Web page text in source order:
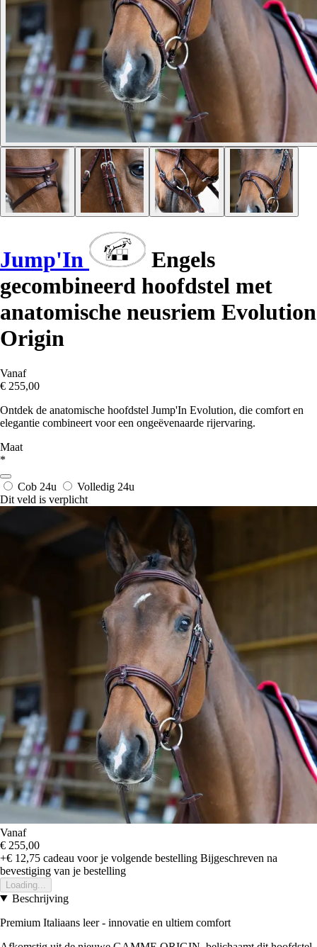
Jump'In
Engels
gecombineerd hoofdstel met
anatomische neusriem Evolution
Origin
Vanaf
€ 255,00
Ontdek de anatomische hoofdstel Jump'In Evolution, die comfort en
elegantie combineert voor een ongeëvenaarde rijervaring.
Maat
*
Cob 24u Volledig 24u
Dit veld is verplicht
Vanaf
€ 255,00
+€ 12,75 cadeau voor je volgende bestelling Bijgeschreven na
bevestiging van je bestelling
Loading...
Beschrijving
Premium Italiaans leer - innovatie en ultiem comfort